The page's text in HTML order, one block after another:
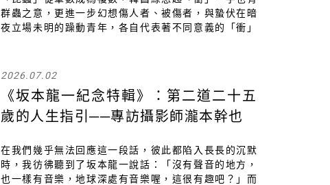
群蟲之意，更進一步幻想傷人者、被傷者，與蟄伏在暗
夜立場未明的躁動青年，各自代表著不同意義的「衝」
慾望是什麼？
2026.07.02
《坂本龍一紀念特輯》：第二道二十五
歲的人生指引──專訪攝影師瀧本幹也
在我們幾乎無法回應這一段話，彼此都陷入長長的沉默
時，我彷彿聽到了坂本龍一說話：「沒有聲音的地方，
也一樣有音樂，地球深處有音樂喔，這很有趣吧？」而